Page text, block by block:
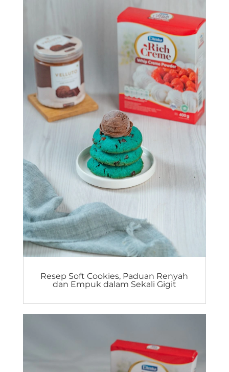
Resep Soft Cookies, Paduan Renyah
dan Empuk dalam Sekali Gigit